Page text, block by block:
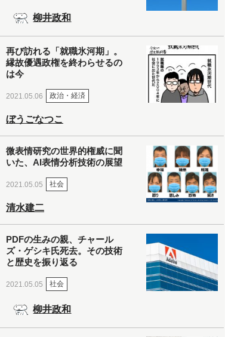
柳井政和
再び訪れる「就職氷河期」。
縁故優遇政権を終わらせるの
は今
2021.05.06 政治・経済
ぼうごなつこ
微表情研究の世界的権威に聞
いた、AI表情分析技術の展望
2021.05.05 社会
清水建二
PDFの生みの親、チャール
ズ・ゲシキ氏死去。その技術
と歴史を振り返る
2021.05.05 社会
柳井政和